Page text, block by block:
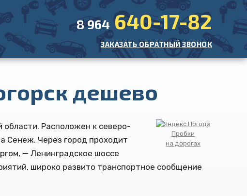
8 964 640-17-82
ЗАКАЗАТЬ ОБРАТНЫЙ ЗВОНОК
дешево
Пробки
на дорогах
области. Расположен к северо-
Сенеж. Через город проходит
— Ленинградское шоссе
широко развито транспортное сообщение